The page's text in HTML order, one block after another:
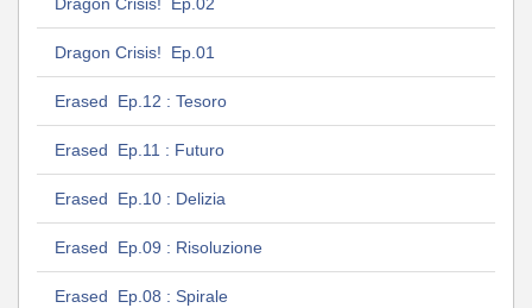
Dragon Crisis! Ep.02
Dragon Crisis! Ep.01
Erased Ep.12 : Tesoro
Erased Ep.11 : Futuro
Erased Ep.10 : Delizia
Erased Ep.09 : Risoluzione
Erased Ep.08 : Spirale